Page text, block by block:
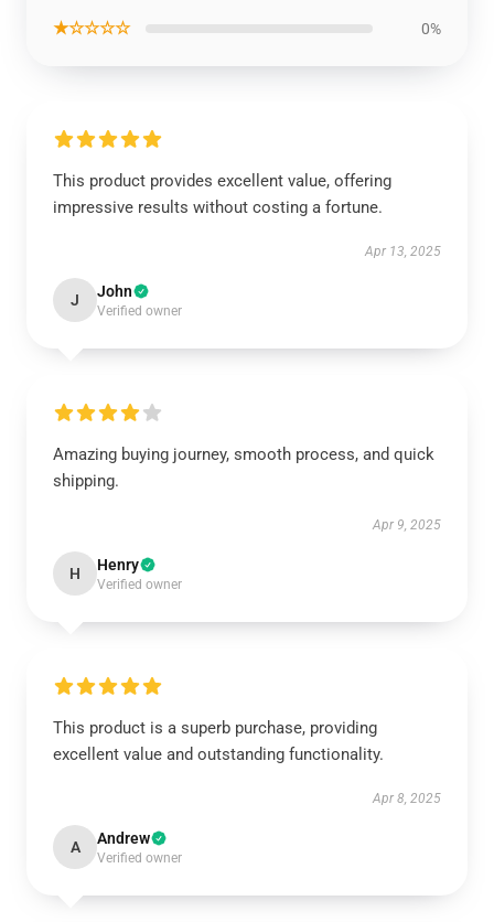
★☆☆☆☆ 0%
This product provides excellent value, offering
impressive results without costing a fortune.
Apr 13, 2025
J John
Verified owner
Amazing buying journey, smooth process, and quick
shipping.
Apr 9, 2025
H Henry
Verified owner
This product is a superb purchase, providing
excellent value and outstanding functionality.
Apr 8, 2025
A Andrew
Verified owner